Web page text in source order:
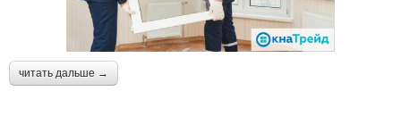
читать дальше →